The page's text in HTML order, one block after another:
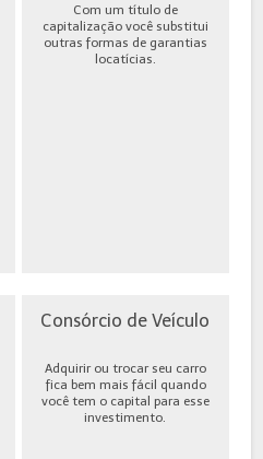
Com um título de
capitalização você substitui
outras formas de garantias
locatícias.
Consórcio de Veículo
Adquirir ou trocar seu carro
fica bem mais fácil quando
você tem o capital para esse
investimento.